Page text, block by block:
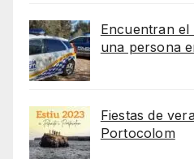
Encuentran el
una persona
Fiestas de
Portocolom